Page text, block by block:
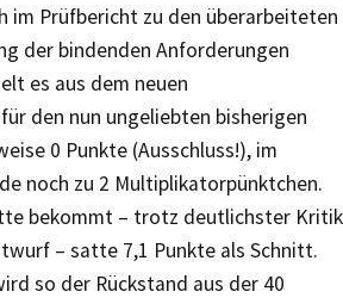
im Prüfbericht zu den überarbeiteten
der bindenden Anforderungen
es aus dem neuen
den nun ungeliebten bisherigen
0 Punkte (Ausschluss!), im
noch zu 2 Multiplikatorpünktchen.
bekommt – trotz deutlichster Kritik
– satte 7,1 Punkte als Schnitt.
so der Rückstand aus der 40